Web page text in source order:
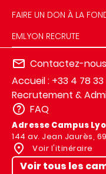
FAIRE UN DON À LA
EMLYON RECRUTE
Contactez-nous
Accueil : +33 4 78
Recrutement &
FAQ
Adresse Campus
144 av. Jean Jaurès,
Voir l'itinéraire
Voir tous les